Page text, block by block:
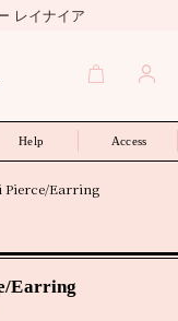
レイナイア
Help Access
Earring
Earring